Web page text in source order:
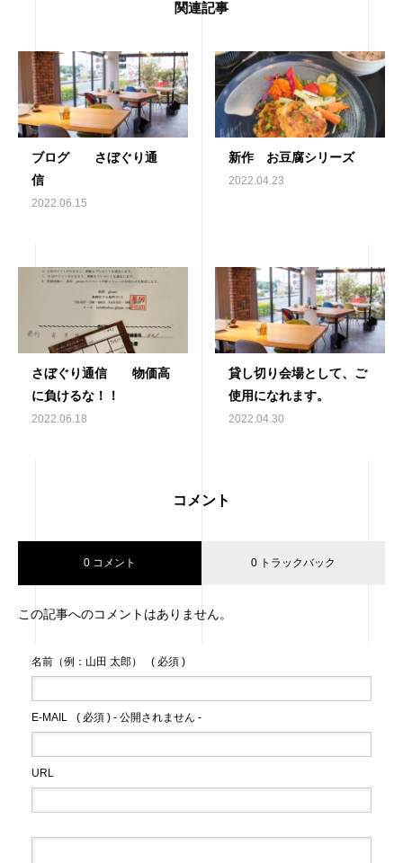
関連記事
ブログ さぼぐり通
信
2022.06.15
新作 お豆腐シリーズ
2022.04.23
さぼぐり通信 物価高
に負けるな！！
2022.06.18
貸し切り会場として、ご
使用になれます。
2022.04.30
コメント
0 コメント 0 トラックバック
この記事へのコメントはありません。
名前（例：山田 太郎） ( 必須 )
E-MAIL ( 必須 ) - 公開されません -
URL